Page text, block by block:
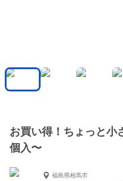
お買い得！ちょっと
個入〜
福島県相馬市